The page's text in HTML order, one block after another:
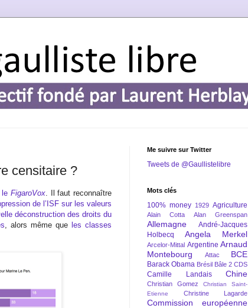
censitaire ?
le FigaroVox. Il faut reconnaître
de l’ISF sur les valeurs
déconstruction des droits du
, alors même queles classes
Me suivre sur Twitter
Tweets de @Gaullistelibre
Mots clés
100% money 1929 Agriculture
Alain Cotta Alan Greenspan
Allemagne
André-Jacques
Holbecq
Angela Merkel
Arcelor-Mittal Argentine Arnaud
Montebourg
Attac BCE
Barack Obama Brésil Bâle 2 CDS
Camille Landais Chine
Christian Gomez
Christian Saint-
Etienne
Christine Lagarde
Commission européenne